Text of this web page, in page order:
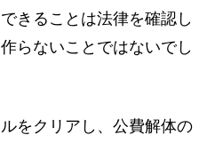
きることは法律を確認し
らないことではないでし
をクリアし、公費解体の